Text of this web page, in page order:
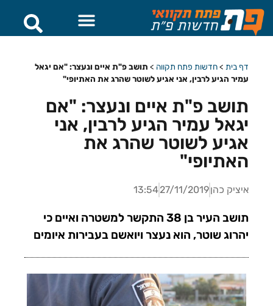
דף בית >חדשות פתח תקווה > תושב פ"ת איים ונעצר: "אם יגאל
עמיר הגיע לרבין, אני אגיע לשוטר שהרג את האתיופי"
תושב פ"ת איים ונעצר: "אם
יגאל עמיר הגיע לרבין, אני
אגיע לשוטר שהרג את
האתיופי"
איציק כהן27/11/2019
13:54
תושב העיר בן 38 התקשר למשטרה ואיים כי
יהרוג שוטר, הוא נעצר ויואשם בעבירות איומים